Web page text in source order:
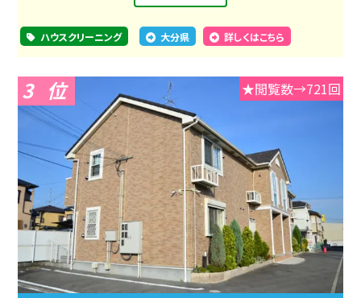
ハウスクリーニング 大分県 詳しくはこちら
3 ★閲覧数→721回